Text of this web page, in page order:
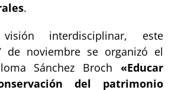
.
interdisciplinar, este
de noviembre se organizó el
Sánchez Broch «Educar
del patrimonio